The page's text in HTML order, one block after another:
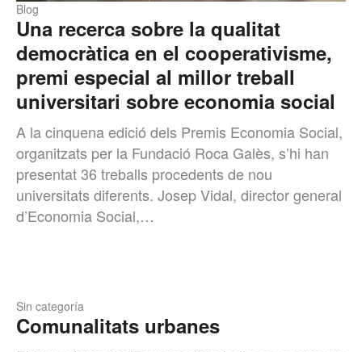
Una recerca sobre la qualitat
democràtica en el cooperativisme,
premi especial al millor treball
universitari sobre economia social
Blog
A la cinquena edició dels Premis Economia Social,
organitzats per la Fundació Roca Galès, s’hi han
presentat 36 treballs procedents de nou
universitats diferents. Josep Vidal, director general
d’Economia Social,…
Comunalitats urbanes
Sin categoría